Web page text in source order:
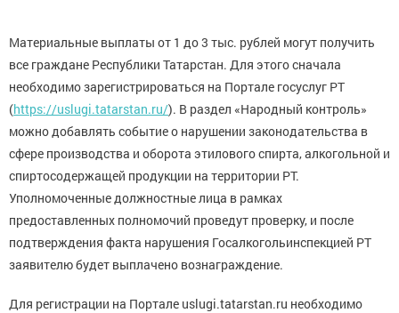
Материальные выплаты от 1 до 3 тыс. рублей могут получить
все граждане Республики Татарстан. Для этого сначала
необходимо зарегистрироваться на Портале госуслуг РТ
(https://uslugi.tatarstan.ru/). В раздел «Народный контроль»
можно добавлять событие о нарушении законодательства в
сфере производства и оборота этилового спирта, алкогольной и
спиртосодержащей продукции на территории РТ.
Уполномоченные должностные лица в рамках
предоставленных полномочий проведут проверку, и после
подтверждения факта нарушения Госалкогольинспекцией РТ
заявителю будет выплачено вознаграждение.
Для регистрации на Портале uslugi.tatarstan.ru необходимо